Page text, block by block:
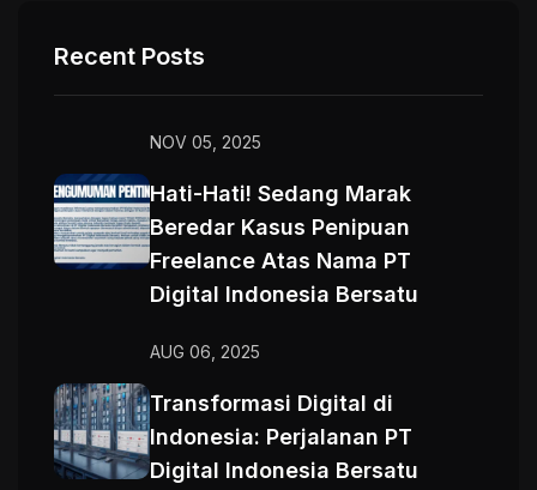
Recent Posts
NOV 05, 2025
Hati-Hati! Sedang Marak
Beredar Kasus Penipuan
Freelance Atas Nama PT
Digital Indonesia Bersatu
AUG 06, 2025
Transformasi Digital di
Indonesia: Perjalanan PT
Digital Indonesia Bersatu